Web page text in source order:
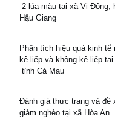
2 lúa-màu tại xã Vị Đông,
Hậu Giang
Phân tích hiệu quả kinh tế
kê liếp và không kê liếp tại
tỉnh Cà Mau
Đánh giá thực trạng và đề
giảm nghèo tại xã Hòa An